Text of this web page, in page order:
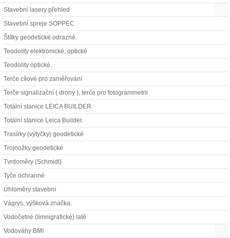
Stavební lasery přehled
Stavební spreje SOPPEC
Štítky geodetické odrazné.
Teodolity elektronické, optické
Teodolity optické.
Terče cílové pro zaměřování
Terče signalizační ( drony ), terče pro fotogrammetrii
Totální stanice LEICA BUILDER
Totální stanice Leica Builder.
Trasírky (výtyčky) geodetické
Trojnožky geodetické
Tvrdoměry (Schmidt).
Tyče ochranné
Úhloměry stavební
Vágrys, výšková značka.
Vodočetné (limnigrafické) latě
Vodováhy BMI